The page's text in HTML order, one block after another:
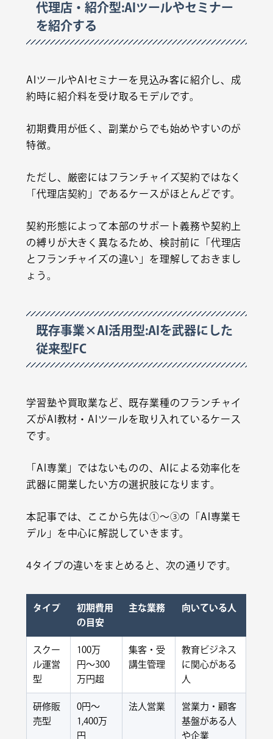
代理店・紹介型:AIツールやセミナー
を紹介する
AIツールやAIセミナーを見込み客に紹介し、成
約時に紹介料を受け取るモデルです。
初期費用が低く、副業からでも始めやすいのが
特徴。
ただし、厳密にはフランチャイズ契約ではなく
「代理店契約」であるケースがほとんどです。
契約形態によって本部のサポート義務や契約上
の縛りが大きく異なるため、検討前に「 代理店
とフランチャイズの違い 」を理解しておきまし
ょう。
既存事業×AI活用型:AIを武器にした
従来型FC
学習塾や買取業など、既存業種のフランチャイ
ズがAI教材・AIツールを取り入れているケース
です。
「AI専業」ではないものの、AIによる効率化を
武器に開業したい方の選択肢になります。
本記事では、ここから先は①〜③の「AI専業モ
デル」を中心に解説していきます。
4タイプの違いをまとめると、次の通りです。
タイプ
初期費用
の目安
主な業務 向いている人
スクー
ル運営
型
100万
円〜300
万円超
集客・受
講生管理
教育ビジネス
に関心がある
人
研修販
売型
0円〜
1,400万
円
法人営業
営業力・顧客
基盤がある人
や企業